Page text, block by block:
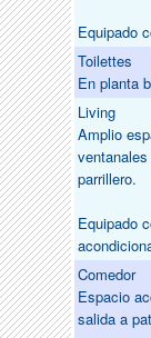
Equipado
Toilettes
En planta
Living
Amplio
parrillero.
Equipado
Comedor
Espacio
salida a